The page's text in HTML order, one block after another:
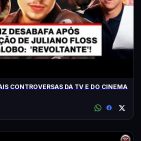
CONTROVERSAS DA TV E DO CINEMA